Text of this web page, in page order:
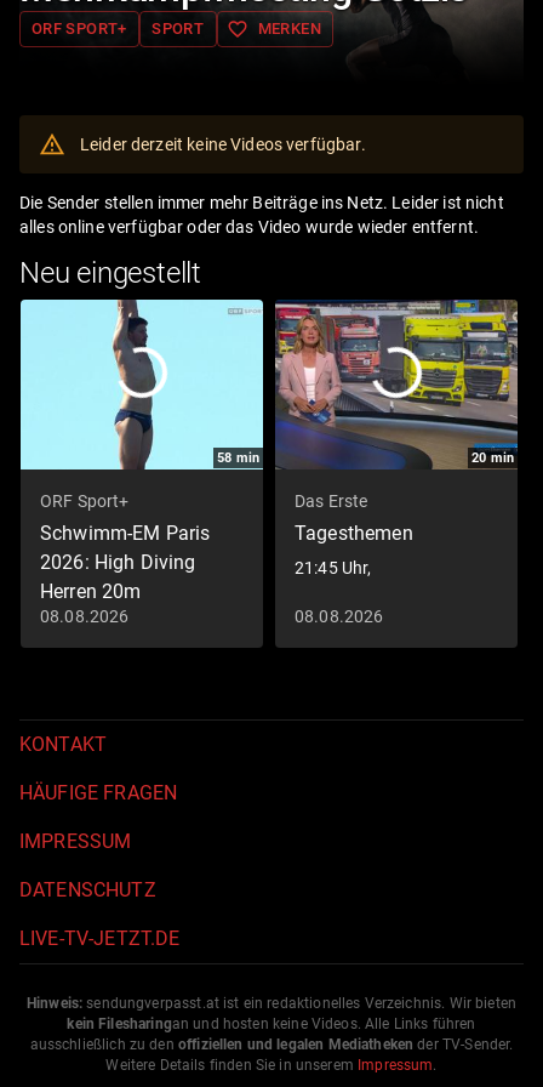
ORF SPORT+ SPORT favorite_border MERKEN
Leider derzeit keine Videos verfügbar.
Die Sender stellen immer mehr Beiträge ins Netz. Leider ist nicht
alles online verfügbar oder das Video wurde wieder entfernt.
Neu eingestellt
58 min
ORF Sport+
Schwimm-EM Paris
2026: High Diving
Herren 20m
Schwimm-EM 2026
08.08.2026
20min
Das Erste
Tagesthemen
21:45 Uhr,
08.08.2026
KONTAKT
HÄUFIGE FRAGEN
IMPRESSUM
DATENSCHUTZ
LIVE-TV-JETZT.DE
Hinweis: sendungverpasst.at ist ein redaktionelles Verzeichnis. Wir bieten
kein Filesharingan und hosten keine Videos. Alle Links führen
ausschließlich zu den offiziellen und legalen Mediatheken der TV-Sender.
Weitere Details finden Sie in unserem Impressum.